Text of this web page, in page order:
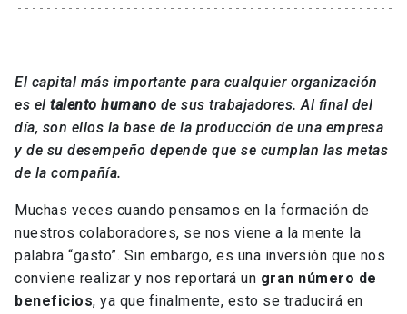
El capital más importante para cualquier organización
es el talento humano de sus trabajadores. Al final del
día, son ellos la base de la producción de una empresa
y de su desempeño depende que se cumplan las metas
de la compañía.
Muchas veces cuando pensamos en la formación de
nuestros colaboradores, se nos viene a la mente la
palabra “gasto”. Sin embargo, es una inversión que nos
conviene realizar y nos reportará un gran número de
beneficios, ya que finalmente, esto se traducirá en